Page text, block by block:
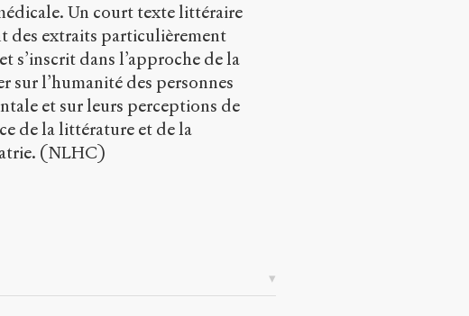
Un court texte littéraire
des extraits particulièrement
s’inscrit dans l’approche de la
sur l’humanité des personnes
et sur leurs perceptions de
de la littérature et de la
(NLHC)